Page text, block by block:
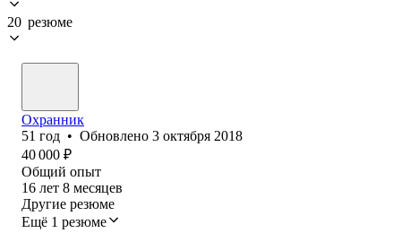
20 резюме
Охранник
51 год • Обновлено 3 октября 2018
40 000 ₽
Общий опыт
16 лет 8 месяцев
Другие резюме
Ещё 1 резюме